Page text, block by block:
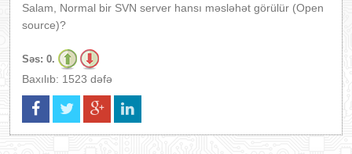
IT LÜĞƏT
Salam, Normal bir SVN server hansı məsləhət görülür (Open
source)?
Səs: 0.
Baxılıb: 1523 dəfə